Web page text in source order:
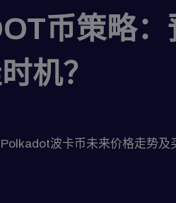
币策略
机？
波卡币未来价格走势及